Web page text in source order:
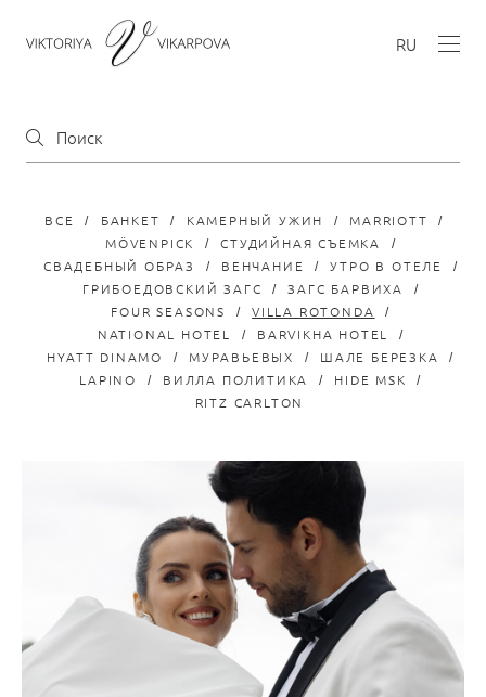
RU
ВСЕ БАНКЕТ КАМЕРНЫЙ УЖИН
MARRIOTT
MÖVENPICK
СТУДИЙНАЯ СЪЕМКА
СВАДЕБНЫЙ ОБРАЗ
ВЕНЧАНИЕ
УТРО В ОТЕЛЕ
ГРИБОЕДОВСКИЙ ЗАГС
ЗАГС БАРВИХА
FOUR SEASONS
VILLA ROTONDA
NATIONAL HOTEL
BARVIKHA HOTEL
HYATT DINAMO
МУРАВЬЕВЫХ
ШАЛЕ БЕРЕЗКА
LAPINO
ВИЛЛА ПОЛИТИКА
HIDE MSK
RITZ CARLTON